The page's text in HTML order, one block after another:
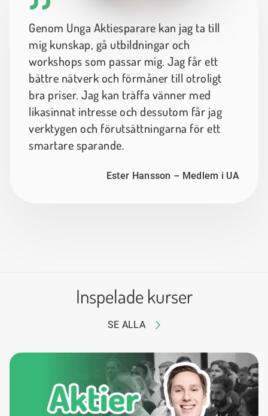
Genom Unga Aktiesparare kan jag ta till
mig kunskap, gå utbildningar och
workshops som passar mig. Jag får ett
bättre nätverk och förmåner till otroligt
bra priser. Jag kan träffa vänner med
likasinnat intresse och dessutom får jag
verktygen och förutsättningarna för ett
smartare sparande.
Ester Hansson – Medlem i UA
Inspelade kurser
SE ALLA